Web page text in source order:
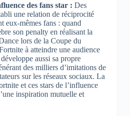
des fans star : Des
une relation de réciprocité
eux-mêmes fans : quand
son penalty en réalisant la
lors de la Coupe du
à atteindre une audience
aussi sa propre
des milliers d’imitations de
sur les réseaux sociaux. La
et ces stars de l’influence
inspiration mutuelle et